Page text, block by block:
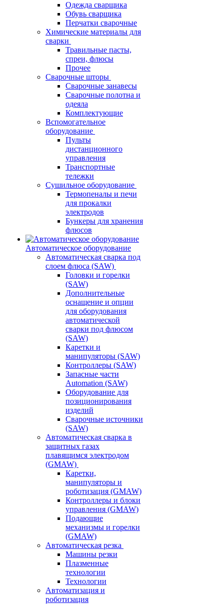
Одежда сварщика
Обувь сварщика
Перчатки сварочные
Химические материалы для
сварки
Травильные пасты,
спреи, флюсы
Прочее
Сварочные шторы
Сварочные занавесы
Сварочные полотна и
одеяла
Комплектующие
Вспомогательное
оборудование
Пульты
дистанционного
управления
Транспортные
тележки
Сушильное оборудование
Термопеналы и печи
для прокалки
электродов
Бункеры для хранения
флюсов
Автоматическое оборудование
Автоматическая сварка под
слоем флюса (SAW)
Головки и горелки
(SAW)
Дополнительные
оснащение и опции
для оборудования
автоматической
сварки под флюсом
(SAW)
Каретки и
манипуляторы (SAW)
Контроллеры (SAW)
Запасные части
Automation (SAW)
Оборудование для
позиционирования
изделий
Сварочные источники
(SAW)
Автоматическая сварка в
защитных газах
плавящимся электродом
(GMAW)
Каретки,
манипуляторы и
роботизация (GMAW)
Контроллеры и блоки
управления (GMAW)
Подающие
механизмы и горелки
(GMAW)
Автоматическая резка
Машины резки
Плазменные
технологии
Технологии
Автоматизация и
роботизация